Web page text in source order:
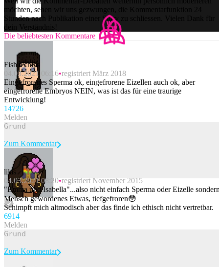
möchten, sehen wir uns gezwungen, die Kommentarfunktion 24
Stunden nach Publikation einer Story zu schliessen. Vielen Dank für
dein Verständnis!
Die beliebtesten Kommentare
Fish'n'chips
04.03.2021 06:16 registriert März 2018
Eingefrorenes Sperma ok, eingefrorene Eizellen auch ok, aber
eingefrorene Embryos NEIN, was ist das für eine traurige
Entwicklung!
14726
Melden
Beitrag melden
Zum Kommentar
lilas
04.03.2021 08:20 registriert November 2015
"Emma und Isabella"...also nicht einfach Sperma oder Eizelle
Mensch gewordenes Etwas, tiefgefroren😳
Schimpft mich altmodisch aber das finde ich ethisch nicht vertretbar.
6914
Melden
Zum Kommentar